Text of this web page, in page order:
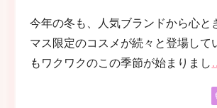
今年の冬も、人気ブランドから心と
マス限定のコスメが続々と登場して
もワクワクのこの季節が始まりまし